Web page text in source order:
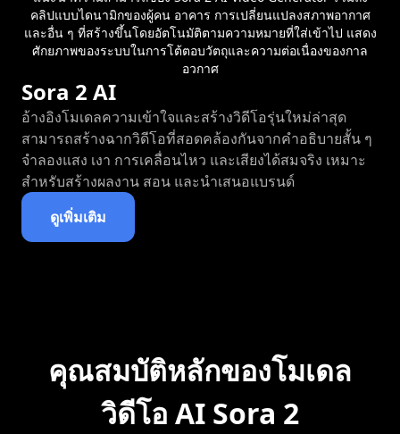
คลิปแบบไดนามิกของผู้คน อาคาร การเปลี่ยนแปลงสภาพอากาศ
และอื่น ๆ ที่สร้างขึ้นโดยอัตโนมัติตามความหมายที่ใส่เข้าไป แสดง
ศักยภาพของระบบในการโต้ตอบวัตถุและความต่อเนื่องของกาล
อวกาศ
Sora 2 AI
อ้างอิงโมเดลความเข้าใจและสร้างวิดีโอรุ่นใหม่ล่าสุด
สามารถสร้างฉากวิดีโอที่สอดคล้องกันจากคำอธิบายสั้น ๆ
จำลองแสง เงา การเคลื่อนไหว และเสียงได้สมจริง เหมาะ
สำหรับสร้างผลงาน สอน และนำเสนอแบรนด์
ดูเพิ่มเติม
คุณสมบัติหลักของโมเดล
วิดีโอ AI Sora 2